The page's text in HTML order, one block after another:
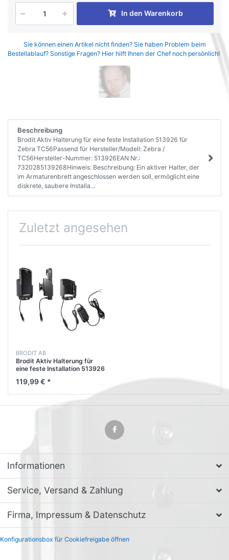
In den Warenkorb
Sie können einen Artikel nicht finden? Sie haben Problem beim
Bestellablauf? Sonstige Fragen? Hier hilft Ihnen der Chef noch persönlich!
Beschreibung
Brodit Aktiv Halterung für eine feste Installation 513926 für
Zebra TC56Passend für Hersteller/Modell: Zebra /
TC56Hersteller-Nummer: 513926EAN Nr.:
7320285139268Hinweis: Beschreibung: Ein aktiver Halter, der
im Armaturenbrett angeschlossen werden soll, ermöglicht eine
diskrete, saubere Installa...
Zuletzt angesehen
BRODIT AB
Brodit Aktiv Halterung für
eine feste Installation 513926
119,99 € *
Informationen
Service, Versand & Zahlung
Firma, Impressum & Datenschutz
Konfigurationsbox für Cookiefreigabe öffnen